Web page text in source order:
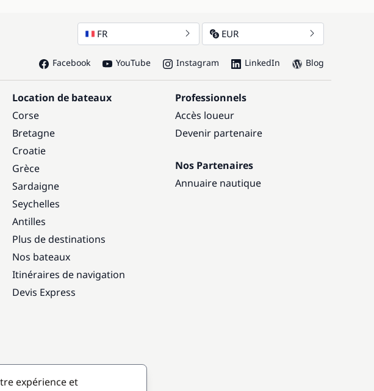
FR EUR
Facebook YouTube Instagram LinkedIn Blog
Location de bateaux
Corse
Bretagne
Croatie
Grèce
Sardaigne
Seychelles
Antilles
Plus de destinations
Nos bateaux
Itinéraires de navigation
Devis Express
Professionnels
Accès loueur
Devenir partenaire
Nos Partenaires
Annuaire nautique
expérience et